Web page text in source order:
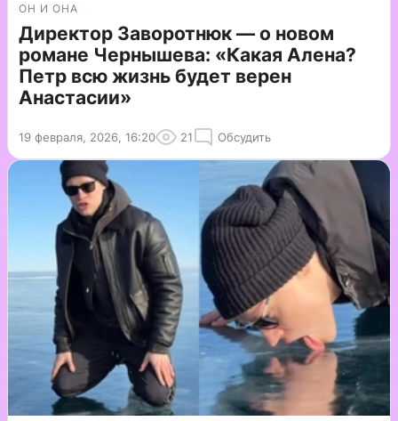
ОН И ОНА
Директор Заворотнюк — о новом
романе Чернышева: «Какая Алена?
Петр всю жизнь будет верен
Анастасии»
19 февраля, 2026, 16:20 21 Обсудить